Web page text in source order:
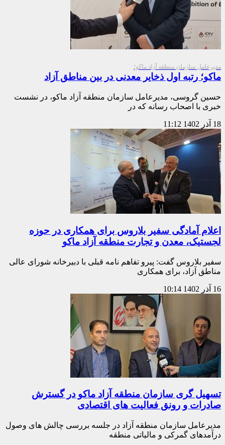
مدیرعامل سازمان منطقه آزاد ماکو؛
ماکو؛ رتبه اول ذخایر معدنی در بین مناطق آزاد
حسین گروسی، مدیرعامل سازمان منطقه آزاد ماکو، در نشست
خبری با اصحاب رسانه که در
18 آذر 1402 11:12
اعلام آمادگی سفیر بلاروس برای همکاری در حوزه
لجستیک، معدن و تجارت منطقه آزاد ماکو
سفیر بلاروس گفت: پیرو تفاهم نامه قبلی با دبیرخانه شورای عالی
مناطق آزاد،‌ برای همکاری
16 آذر 1402 10:14
تسهیل گری سازمان منطقه آزاد ماکو در گسترش
صادرات و رونق فعالیت های اقتصادی
مدیرعامل سازمان منطقه آزاد در جلسه بررسی چالش های وصول
درآمدهای گمرکی و مالیاتی منطقه